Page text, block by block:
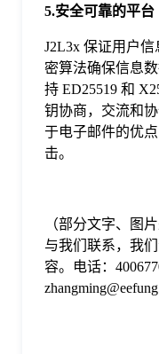
5.安全可靠的平台
J2L3x 保证用户
密算法确保信息
持 ED25519 和
钥协商，交流和
于电子邮件的优
击。
（部分文字、图
与我们联系，我
容。电话：